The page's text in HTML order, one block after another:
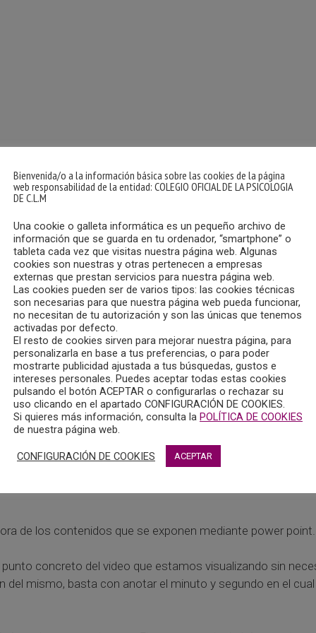
de los trastornos psicopatológicos.
biodisponibilidad, farmacocinética, vida media,
más comúnmente utilizados en nuestro medio
empleados, cuando sí y cuando no usar
indicaciones en diversos trastornos, conocer su
que no mejoran, mecanismos de acción y efectos
fármacos más utilizados
(fármacos estimulantes y fármacos no
Madrid.
de Medicina de la Universidad Europea.
del programa de patología dual en un Centro de Salud
de los contenidos que se exponen mediante power point.
concreto del video que estamos visualizando sin
mismo, basta con anotar el minuto y segundo en el
Bienvenida/o a la información básica sobre las cookies de la página
web responsabilidad de la entidad: COLEGIO OFICIAL DE LA PSICOLOGIA
DE C.L.M
Una cookie o galleta informática es un pequeño archivo de
información que se guarda en tu ordenador, “smartphone” o
tableta cada vez que visitas nuestra página web. Algunas
cookies son nuestras y otras pertenecen a empresas
externas que prestan servicios para nuestra página web.
Las cookies pueden ser de varios tipos: las cookies técnicas
son necesarias para que nuestra página web pueda funcionar,
no necesitan de tu autorización y son las únicas que tenemos
activadas por defecto.
El resto de cookies sirven para mejorar nuestra página, para
personalizarla en base a tus preferencias, o para poder
mostrarte publicidad ajustada a tus búsquedas, gustos e
intereses personales. Puedes aceptar todas estas cookies
pulsando el botón ACEPTAR o configurarlas o rechazar su
uso clicando en el apartado CONFIGURACIÓN DE COOKIES.
Si quieres más información, consulta la POLÍTICA DE COOKIES
de nuestra página web.
CONFIGURACIÓN DE COOKIES ACEPTAR